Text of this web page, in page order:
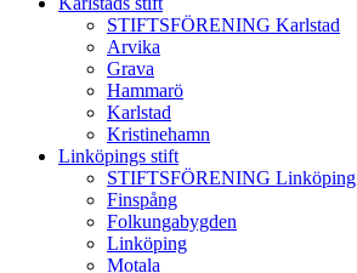
STIFTSFÖRENING Karlstad
Arvika
Grava
Hammarö
Karlstad
Kristinehamn
Linköpings stift
STIFTSFÖRENING Linköping
Finspång
Folkungabygden
Linköping
Motala